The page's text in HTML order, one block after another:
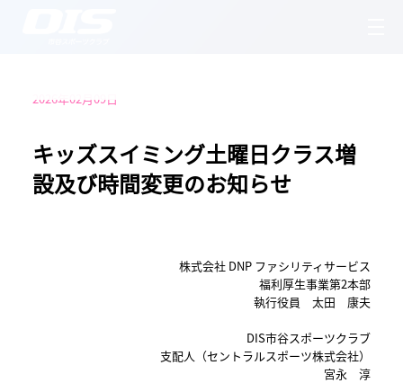
2026年02月09日
キッズスイミング土曜日クラス増
設及び時間変更のお知らせ
株式会社 DNP ファシリティサービス
福利厚生事業第2本部
執行役員 太田 康夫
DIS市谷スポーツクラブ
支配人（セントラルスポーツ株式会社）
宮永 淳